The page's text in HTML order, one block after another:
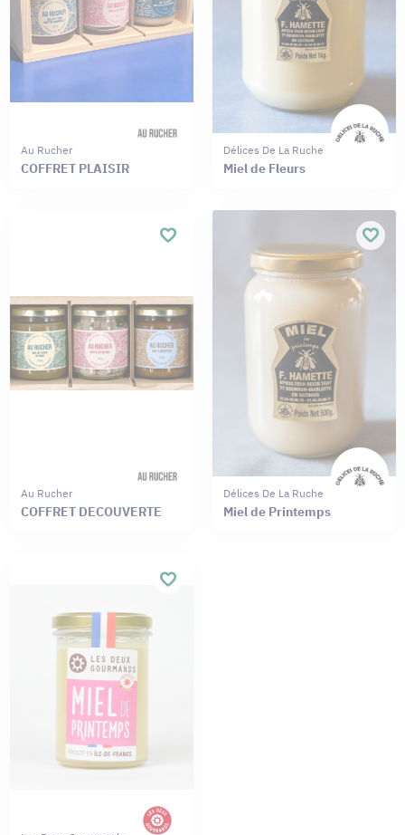
Au Rucher
COFFRET PLAISIR
Délices De La Ruche
Miel de Fleurs
Au Rucher
COFFRET DECOUVERTE
Délices De La Ruche
Miel de Printemps